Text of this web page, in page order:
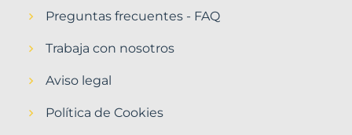
Preguntas frecuentes - FAQ
Trabaja con nosotros
Aviso legal
Política de Cookies